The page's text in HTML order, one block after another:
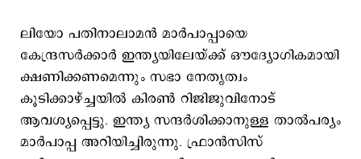
ലിയോ പതിനാലാമന്‍ മാര്‍പാപ്പായെ
കേന്ദ്രസര്‍ക്കാര്‍ ഇന്ത്യയിലേയ്ക്ക് ഔദ്യോഗികമായി
ക്ഷണിക്കണമെന്നും സഭാ നേതൃത്വം
കൂടിക്കാഴ്ച്ചയില്‍ കിരണ്‍ റിജിജുവിനോട്
ആവശ്യപ്പെട്ടു. ഇന്ത്യ സന്ദര്‍ശിക്കാനുള്ള താല്‍പര്യം
മാര്‍പാപ്പ അറിയിച്ചിരുന്നു. ഫ്രാന്‍സിസ്